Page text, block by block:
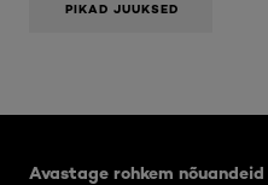
PIKAD JUUKSED
Avastage rohkem